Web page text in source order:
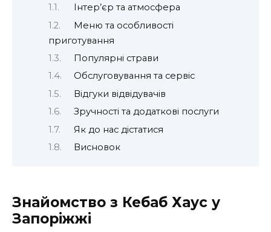
Інтер’єр та атмосфера
Меню та особливості
приготування
Популярні страви
Обслуговування та сервіс
Відгуки відвідувачів
Зручності та додаткові послуги
Як до нас дістатися
Висновок
Знайомство з Кебаб Хаус у
Запоріжжі